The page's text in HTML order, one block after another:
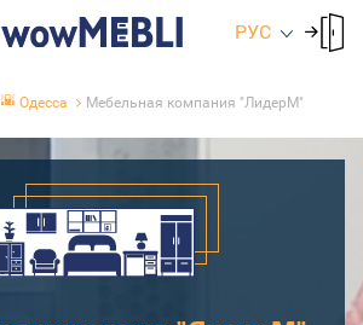
РУС
🌇 Одесса Мебельная компания "ЛидерМ"